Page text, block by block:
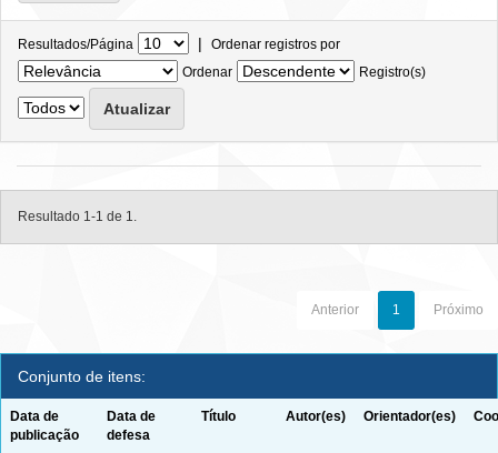
Resultados/Página | Ordenar registros por
Ordenar
Registro(s)
Resultado 1-1 de 1.
Anterior 1 Próximo
Conjunto de itens:
Data de
publicação
Data de
defesa
Título Autor(es) Orientador(es)